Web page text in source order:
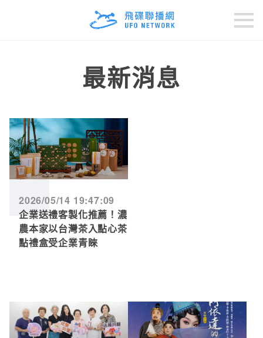
最新消息
2026/05/14 19:47:09
企業送禮客製化推薦！濃
農本家以台灣茶入點心茶
點禮盒受企業青睞